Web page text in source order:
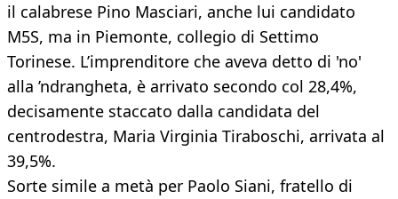
il calabrese Pino Masciari, anche lui candidato
M5S, ma in Piemonte, collegio di Settimo
Torinese. L’imprenditore che aveva detto di 'no'
alla ’ndrangheta, è arrivato secondo col 28,4%,
decisamente staccato dalla candidata del
centrodestra, Maria Virginia Tiraboschi, arrivata al
39,5%.
Sorte simile a metà per Paolo Siani, fratello di